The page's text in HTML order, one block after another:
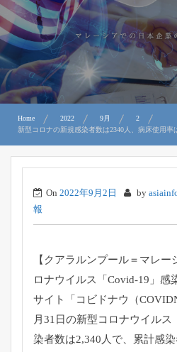
プライバシーポリシー及び著作
お問合せ
Home 2022 9月
2
新型コロナの新規感染者数は2340人、病床使用率
On 2022年9月2日 by
報
【クアラルンプール＝マレ
ロナウイルス「Covid-19」感
サイト「コビドナウ（
月31日の新型コロナウイルス
染者数は2,340人で、累計感